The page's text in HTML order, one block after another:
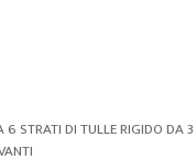
STRATI DI TULLE RIGIDO DA